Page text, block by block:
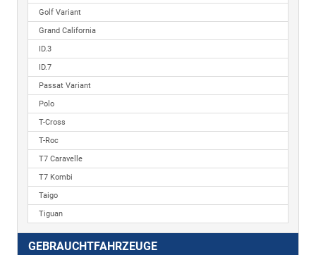
Golf Variant
Grand California
ID.3
ID.7
Passat Variant
Polo
T-Cross
T-Roc
T7 Caravelle
T7 Kombi
Taigo
Tiguan
GEBRAUCHTFAHRZEUGE